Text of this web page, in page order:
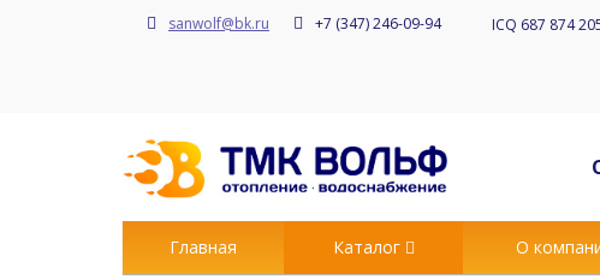
sanwolf@bk.ru +7 (347) 246-09-94 ICQ 687 874
Главная Каталог О